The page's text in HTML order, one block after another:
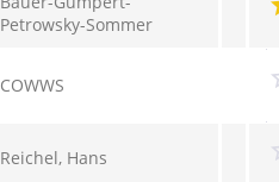
Petrowsky-Sommer
COWWS
Reichel, Hans